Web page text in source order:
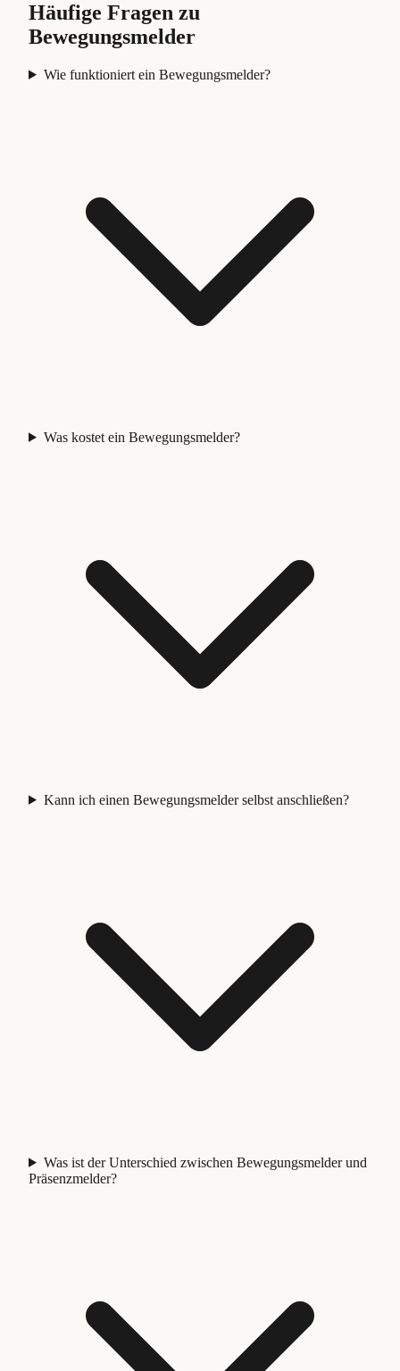
Häufige Fragen zu
Bewegungsmelder
Wie funktioniert ein Bewegungsmelder?
Was kostet ein Bewegungsmelder?
Kann ich einen Bewegungsmelder selbst anschließen?
Was ist der Unterschied zwischen Bewegungsmelder und
Präsenzmelder?